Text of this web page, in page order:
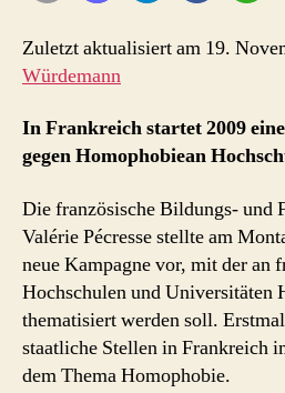
Zuletzt aktualisiert am 19.
Würdemann
In Frankreich startet 2009
gegen Homophobiean
Die französische Bildungs- und
Valérie Pécresse stellte am
neue Kampagne vor, mit der an
Hochschulen und Universitäten
thematisiert werden soll.
staatliche Stellen in Frankreich
dem Thema Homophobie.